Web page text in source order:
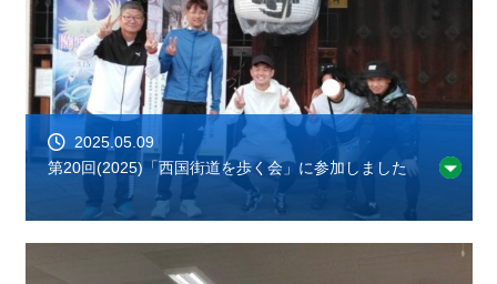
2025.05.09
第20回(2025)「西国街道を歩く会」に参加しました